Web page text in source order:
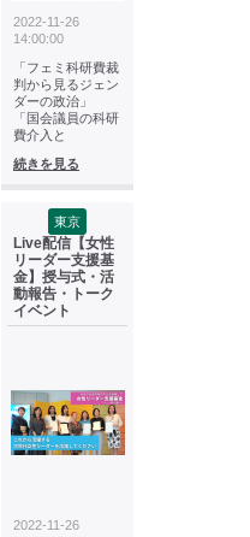
2022-11-26
14:00:00
「フェミ科研費裁
判から見るジェン
ダーの政治」
「国会議員の科研
費介入と
続きを見る
東京
Live配信【女性
リーダー支援基
金】授与式・活
動報告・トーク
イベント
2022-11-26